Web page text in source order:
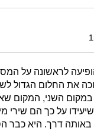
או יותר 7 שנים, הופיעה
את החלום הגדול
השני, המקום
על כך הם שירי
באותה דרך. היא כבר